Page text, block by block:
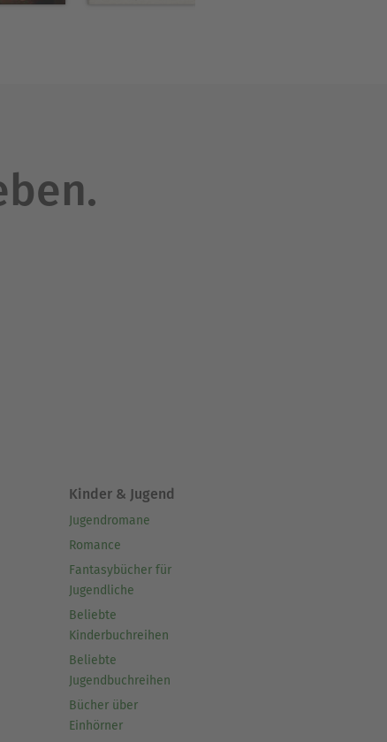
ich empor.
und Denken der
und lebt in
Er ist
er seine
Kinder & Jugend
Jugendromane
Romance
Fantasybücher für
Jugendliche
Beliebte
Kinderbuchreihen
Beliebte
Jugendbuchreihen
Bücher über
Einhörner